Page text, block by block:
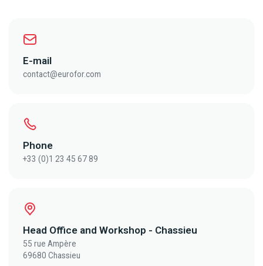
E-mail
contact@eurofor.com
Phone
+33 (0)1 23 45 67 89
Head Office and Workshop - Chassieu
55 rue Ampère
69680 Chassieu